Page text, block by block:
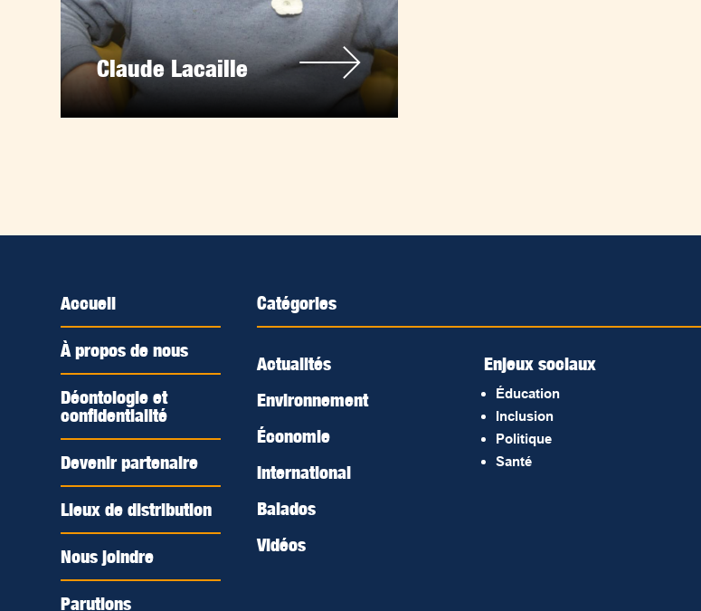
Claude Lacaille
Accueil
À propos de nous
Déontologie et
confidentialité
Devenir partenaire
Lieux de distribution
Nous joindre
Parutions
Catégories
Actualités
Environnement
Économie
International
Balados
Vidéos
Enjeux sociaux
Éducation
Inclusion
Politique
Santé